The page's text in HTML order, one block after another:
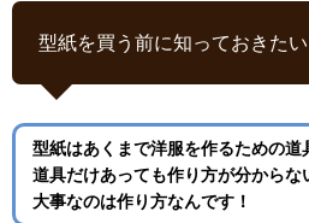
型紙を買う前に知っておきた
型紙はあくまで洋服を作るための道
道具だけあっても作り方が分からな
大事なのは作り方なんです！